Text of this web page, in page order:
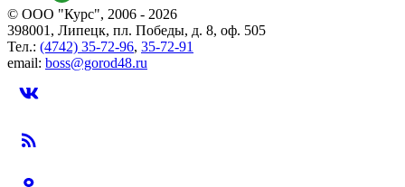
© ООО "Курс", 2006 - 2026
398001, Липецк, пл. Победы, д. 8, оф. 505
Тел.: (4742) 35-72-96, 35-72-91
email: boss@gorod48.ru